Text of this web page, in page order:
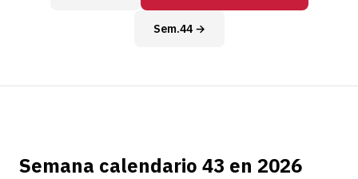
Sem.44 →
Semana calendario 43 en 2026